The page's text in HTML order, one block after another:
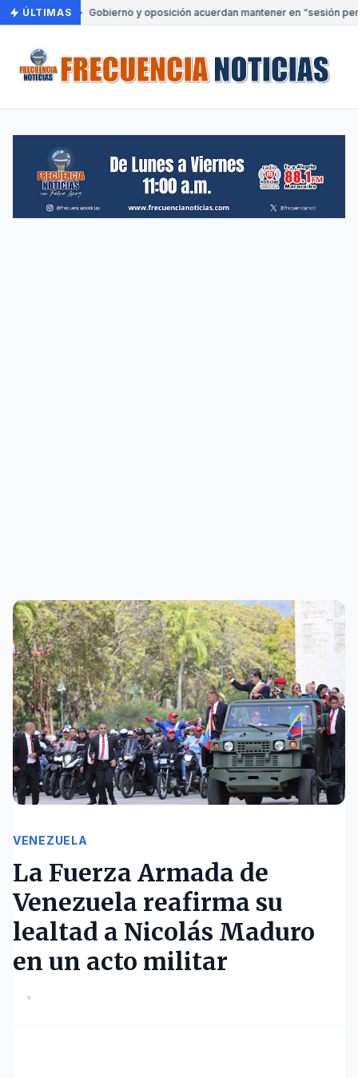
ÚLTIMAS Gobierno y oposición acuerdan mantener en “sesión
VENEZUELA
La Fuerza Armada de
Venezuela reafirma su
lealtad a Nicolás Maduro
en un acto militar
•